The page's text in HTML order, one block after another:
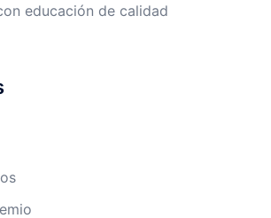
educación de calidad